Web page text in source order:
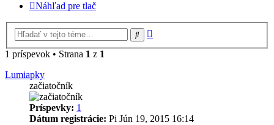
Náhľad pre tlač
Hľadať
1 príspevok • Strana 1 z 1
Lumiapky
začiatočník
Príspevky: 1
Dátum registrácie: Pi Jún 19, 2015 16:14